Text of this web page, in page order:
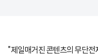
"제일매거진 콘텐츠의 무단전